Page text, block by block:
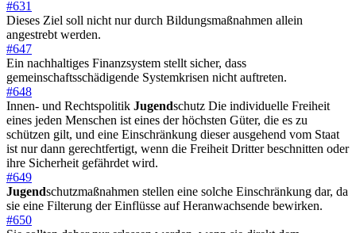
#631
Dieses Ziel soll nicht nur durch Bildungsmaßnahmen allein
angestrebt werden.
#647
Ein nachhaltiges Finanzsystem stellt sicher, dass
gemeinschaftsschädigende Systemkrisen nicht auftreten.
#648
Innen- und Rechtspolitik Jugendschutz Die individuelle Freiheit
eines jeden Menschen ist eines der höchsten Güter, die es zu
schützen gilt, und eine Einschränkung dieser ausgehend vom Staat
ist nur dann gerechtfertigt, wenn die Freiheit Dritter beschnitten oder
ihre Sicherheit gefährdet wird.
#649
Jugendschutzmaßnahmen stellen eine solche Einschränkung dar, da
sie eine Filterung der Einflüsse auf Heranwachsende bewirken.
#650